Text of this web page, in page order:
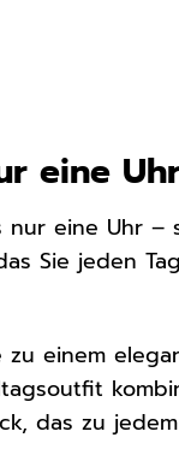
eine
nur eine Uhr
Sie jeden
zu einem
das zu